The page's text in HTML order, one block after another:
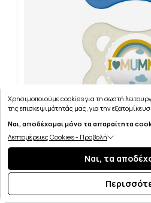
MAM ΠΙΠΙΛΑ Ι LOVE MUMMY
Χρησιμοποιούμε cookies για τη σωστή
της επισκεψιμότητάς μας, για την
μας εύκολα! Μπορείς να δεις τη πολιτική μας
Ναι, αποδέχομαι μόνο τα απαραίτητα
Λεπτομέρειες Cookies - Προβολή
Ναι, τα